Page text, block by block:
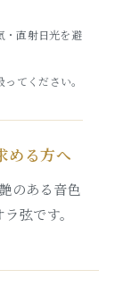
・直射日光を避
てください。
める方へ
のある音色
弦です。